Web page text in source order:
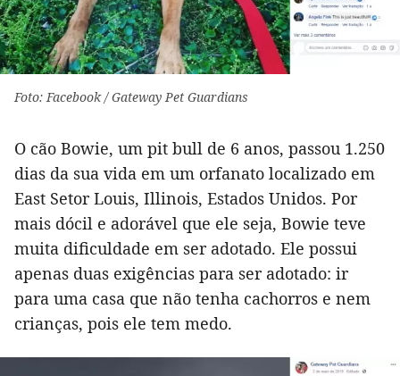
Foto: Facebook / Gateway Pet Guardians
O cão Bowie, um pit bull de 6 anos, passou 1.250
dias da sua vida em um orfanato localizado em
East Setor Louis, Illinois, Estados Unidos. Por
mais dócil e adorável que ele seja, Bowie teve
muita dificuldade em ser adotado. Ele possui
apenas duas exigências para ser adotado: ir
para uma casa que não tenha cachorros e nem
crianças, pois ele tem medo.